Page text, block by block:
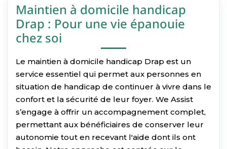
Maintien à domicile handicap
Drap : Pour une vie épanouie
chez soi
Le maintien à domicile handicap Drap est un
service essentiel qui permet aux personnes en
situation de handicap de continuer à vivre dans le
confort et la sécurité de leur foyer. We Assist
s’engage à offrir un accompagnement complet,
permettant aux bénéficiaires de conserver leur
autonomie tout en recevant l'aide dont ils ont